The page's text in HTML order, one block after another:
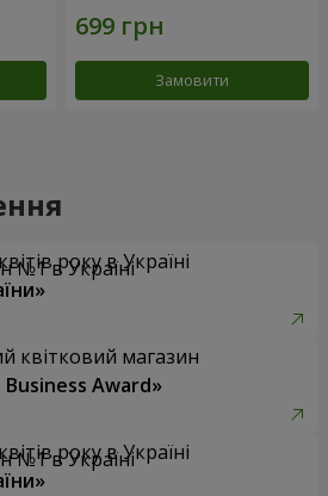
Замовити
року в Україні
квітковий магазин
Award»
року в Україні